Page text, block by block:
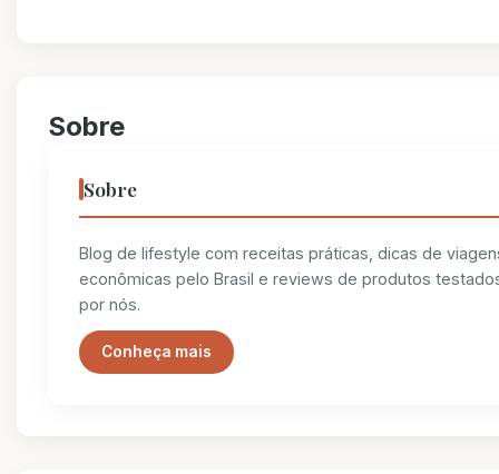
Sobre
Sobre
Blog de lifestyle com receitas práticas, dicas de
econômicas pelo Brasil e reviews de produtos
por nós.
Conheça mais